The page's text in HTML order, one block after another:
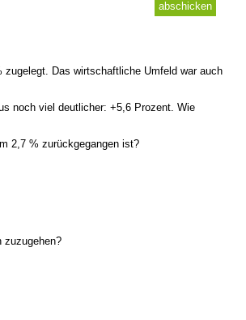
Das wirtschaftliche Umfeld war auch
noch viel deutlicher: +5,6 Prozent. Wie
2,7 % zurückgegangen ist?
zuzugehen?